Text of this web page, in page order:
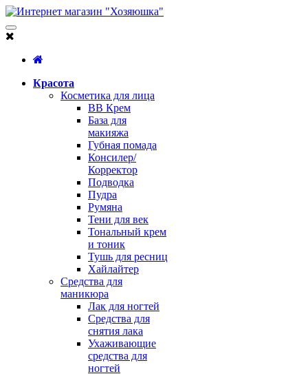
Красота
Косметика для лица
BB Крем
База для
макияжа
Губная помада
Консилер/
Корректор
Подводка
Пудра
Румяна
Тени для век
Тональный крем
и тоник
Тушь для ресниц
Хайлайтер
Средства для
маникюра
Лак для ногтей
Средства для
снятия лака
Ухаживающие
средства для
ногтей